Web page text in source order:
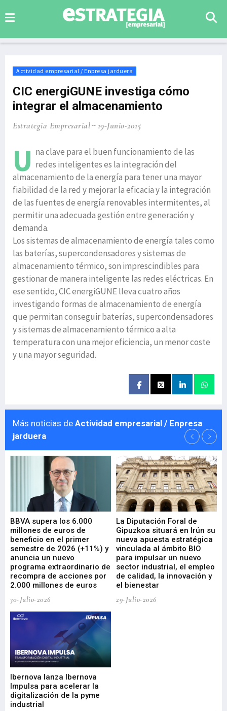
Actividad empresarial / Enpresa jarduera
CIC energiGUNE investiga cómo
integrar el almacenamiento
Estrategia Empresarial 19-Junio-2015
U na clave para el buen funcionamiento de las
redes inteligentes es la integración del
almacenamiento de la energía para tener una mayor
fiabilidad de la red y mejorar la eficacia y la integración
de las fuentes de energía renovables intermitentes, al
permitir una adecuada gestión entre generación y
demanda.
Los sistemas de almacenamiento de energía tales como
las baterías, supercondensadores y sistemas de
almacenamiento térmico, son imprescindibles para
gestionar de manera inteligente las redes eléctricas. En
ese sentido, CIC energiGUNE lleva cuatro años
investigando formas de almacenamiento de energía
que permitan conseguir baterías, supercondensadores
y sistemas de almacenamiento térmico a alta
temperatura con una mejor eficiencia, un menor coste
y una mayor seguridad.
Más noticias de Actividad empresarial / Enpresa
jarduera
BBVA supera los 6.000
millones de euros de
beneficio en el primer
semestre de 2026 (+11%) y
anuncia un nuevo
programa extraordinario de
recompra de acciones por
2.000 millones de euros
30-Julio-2026
La Diputación Foral de
Gipuzkoa situará en Irún su
nueva apuesta estratégica
vinculada al ámbito BIO
para impulsar un nuevo
sector industrial, el empleo
de calidad, la innovación y
el bienestar
29-Julio-2026
Ibernova lanza Ibernova
Impulsa para acelerar la
digitalización de la pyme
industrial